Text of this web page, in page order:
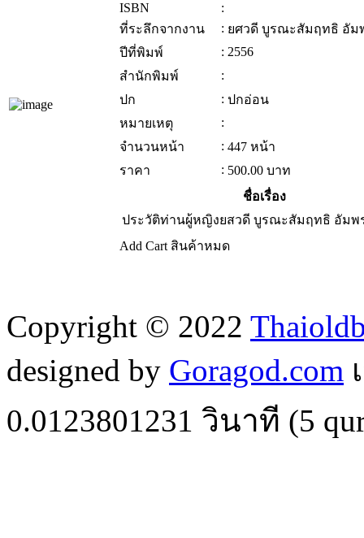
ISBN
:
ที่ระลึกจากงาน
: ยศวดี บูรณะสัมฤทธิ อัม
ปีที่พิมพ์
: 2556
สำนักพิมพ์
:
ปก
: ปกอ่อน
หมายเหตุ
:
จำนวนหน้า
: 447 หน้า
ราคา
: 500.00 บาท
ชื่อเรื่อง
ประวัติท่านผู้หญิงยสวดี บูรณะสัมฤทธิ อัมพ
Add Cart สินค้าหมด
Copyright © 2022
designed by Goragod.com
0.0123801231 วินาที (5